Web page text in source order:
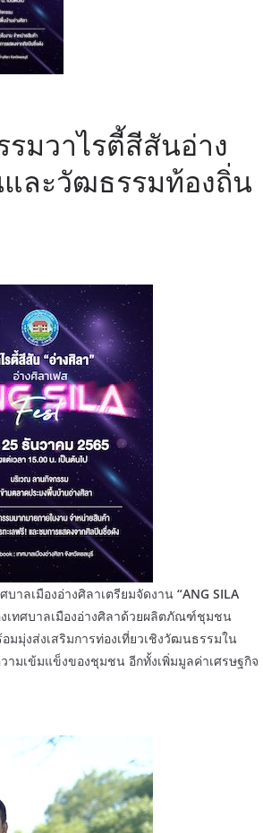
รมวาไรตี้สีสันอ่าง
ละวัฒธรรมท้องถิ่น
บาลเมืองอ่างศิลาเตรียมจัดงาน “ANG SILA
เทศบาลเมืองอ่างศิลาด้วยผลิตภัณฑ์ชุมชน
มุ่งส่งเสริมการท่องเที่ยวเชิงวัฒนธรรมใน
ามเข้มแข็งของชุมชน อีกทั้งเพิ่มมูลค่าเศรษฐกิจ